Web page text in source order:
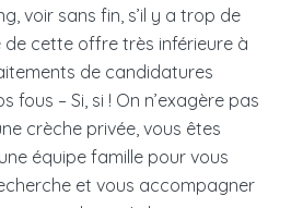
voir sans fin, s’il y a trop de
de cette offre très inférieure à
de candidatures
fous – Si, si ! On n’exagère pas
crèche privée, vous êtes
équipe famille pour vous
et vous accompagner